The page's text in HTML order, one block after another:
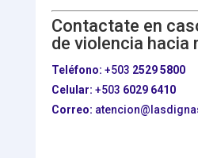
Contactate en
de violencia hacia
Teléfono: +503 2529 5800
Celular: +503 6029 6410
Correo: